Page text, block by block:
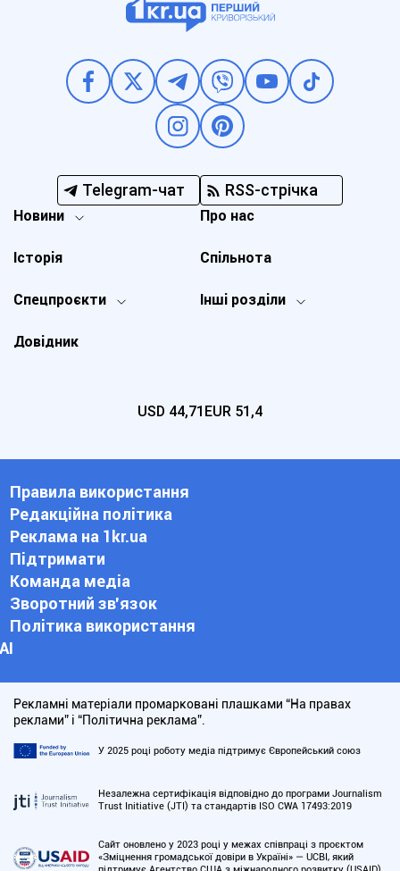
Telegram-чат RSS-стрічка
Новини
Спецпроєкти Інші розділи
Історія
Про нас
Довідник
Спільнота
USD 44,71 EUR 51,4
Правила використання
Редакційна політика
Реклама на 1kr.ua
Підтримати
Команда медіа
Зворотний зв'язок
Політика використання
АІ
Рекламні матеріали промарковані плашками “На правах
реклами” і “Політична реклама”.
У 2025 році роботу медіа підтримує Європейський союз
Незалежна сертифікація відповідно до програми Journalism
Trust Initiative (JTI) та стандартів ISO CWA 17493:2019
Сайт оновлено у 2023 році у межах співпраці з проєктом
«Зміцнення громадської довіри в Україні» — UCBI, який